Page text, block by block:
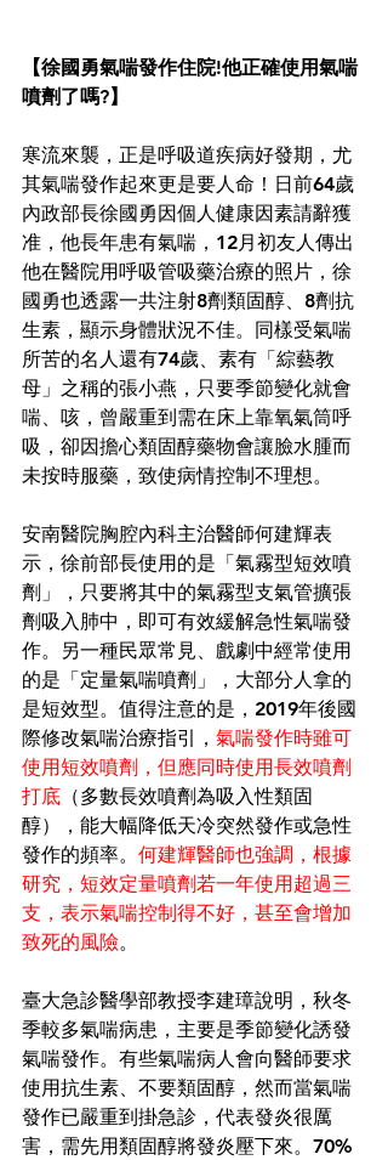
【徐國勇氣喘發作住院!他正確使用氣喘
噴劑了嗎?】
寒流來襲，正是呼吸道疾病好發期，尤
其氣喘發作起來更是要人命！日前64歲
內政部長徐國勇因個人健康因素請辭獲
准，他長年患有氣喘，12月初友人傳出
他在醫院用呼吸管吸藥治療的照片，徐
國勇也透露一共注射8劑類固醇、8劑抗
生素，顯示身體狀況不佳。同樣受氣喘
所苦的名人還有74歲、素有「綜藝教
母」之稱的張小燕，只要季節變化就會
喘、咳，曾嚴重到需在床上靠氧氣筒呼
吸，卻因擔心類固醇藥物會讓臉水腫而
未按時服藥，致使病情控制不理想。
安南醫院胸腔內科主治醫師何建輝表
示，徐前部長使用的是「氣霧型短效噴
劑」，只要將其中的氣霧型支氣管擴張
劑吸入肺中，即可有效緩解急性氣喘發
作。另一種民眾常見、戲劇中經常使用
的是「定量氣喘噴劑」，大部分人拿的
是短效型。值得注意的是，2019年後國
際修改氣喘治療指引， 氣喘發作時雖可
使用短效噴劑，但應同時使用長效噴劑
打底 （多數長效噴劑為吸入性類固
醇），能大幅降低天冷突然發作或急性
發作的頻率。 何建輝醫師也強調，根據
研究，短效定量噴劑若一年使用超過三
支，表示氣喘控制得不好，甚至會增加
致死的風險。
臺大急診醫學部教授李建璋說明，秋冬
季較多氣喘病患，主要是季節變化誘發
氣喘發作。有些氣喘病人會向醫師要求
使用抗生素、不要類固醇，然而當氣喘
發作已嚴重到掛急診，代表發炎很厲
害，需先用類固醇將發炎壓下來。70%